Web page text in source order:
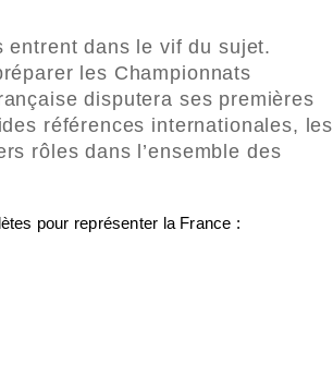
entrent dans le vif du sujet.
les Championnats
disputera ses premières
références internationales, les
rôles dans l’ensemble des
pour représenter la France :